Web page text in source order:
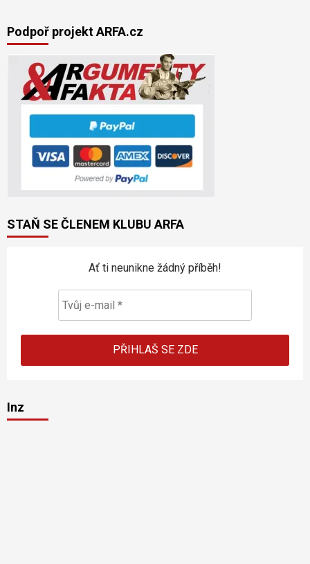
Podpoř projekt ARFA.cz
STAŇ SE ČLENEM KLUBU ARFA
Ať ti neunikne žádný příběh!
Inz